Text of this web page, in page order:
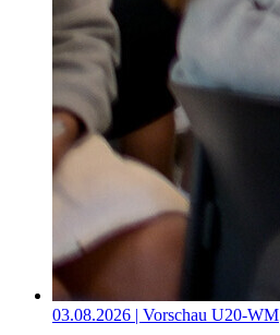
03.08.2026 | Vorschau U20-WM